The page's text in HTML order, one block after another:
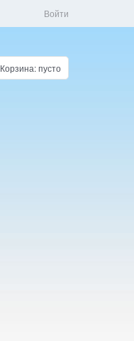
Войти
Корзина:пусто